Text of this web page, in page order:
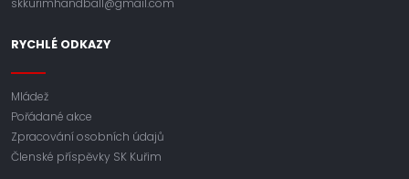
skkurimhandball@gmail.com
RYCHLÉ ODKAZY
Mládež
Pořádané akce
Zpracování osobních údajů
Členské příspěvky SK Kuřim